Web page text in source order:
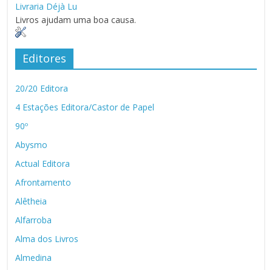
Livraria Déjà Lu
Livros ajudam uma boa causa.
Editores
20/20 Editora
4 Estações Editora/Castor de Papel
90º
Abysmo
Actual Editora
Afrontamento
Alêtheia
Alfarroba
Alma dos Livros
Almedina